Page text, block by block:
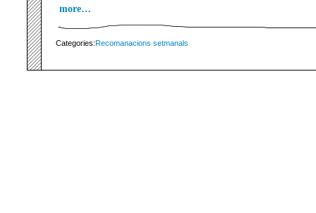
more…
Categories:Recomanacions setmanals